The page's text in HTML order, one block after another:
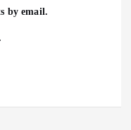
by email.